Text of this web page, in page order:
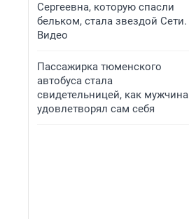
Сергеевна, которую спасли
бельком, стала звездой Сети.
Видео
Пассажирка тюменского
автобуса стала
свидетельницей, как мужчина
удовлетворял сам себя